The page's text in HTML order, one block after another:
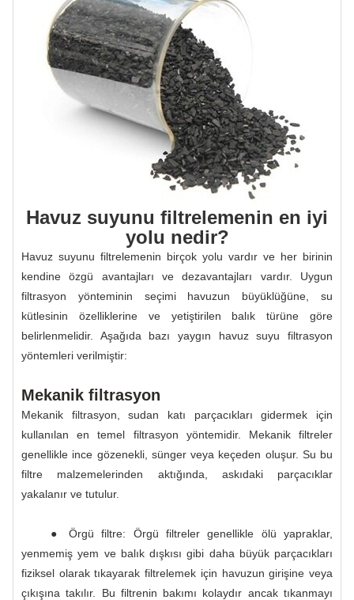
Havuz suyunu filtrelemenin en iyi
yolu nedir?
Havuz suyunu filtrelemenin birçok yolu vardır ve her birinin
kendine özgü avantajları ve dezavantajları vardır. Uygun
filtrasyon yönteminin seçimi havuzun büyüklüğüne, su
kütlesinin özelliklerine ve yetiştirilen balık türüne göre
belirlenmelidir. Aşağıda bazı yaygın havuz suyu filtrasyon
yöntemleri verilmiştir:
Mekanik filtrasyon
Mekanik filtrasyon, sudan katı parçacıkları gidermek için
kullanılan en temel filtrasyon yöntemidir. Mekanik filtreler
genellikle ince gözenekli, sünger veya keçeden oluşur. Su bu
filtre malzemelerinden aktığında, askıdaki parçacıklar
yakalanır ve tutulur.
● Örgü filtre: Örgü filtreler genellikle ölü yapraklar,
yenmemiş yem ve balık dışkısı gibi daha büyük parçacıkları
fiziksel olarak tıkayarak filtrelemek için havuzun girişine veya
çıkışına takılır. Bu filtrenin bakımı kolaydır ancak tıkanmayı